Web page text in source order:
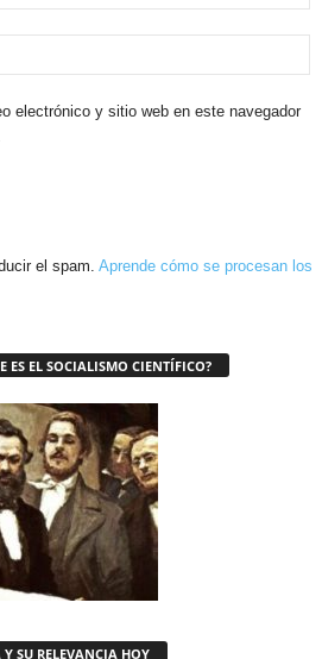
electrónico y sitio web en este navegador
el spam. Aprende cómo se procesan los
ES EL SOCIALISMO CIENTÍFICO?
SU RELEVANCIA HOY